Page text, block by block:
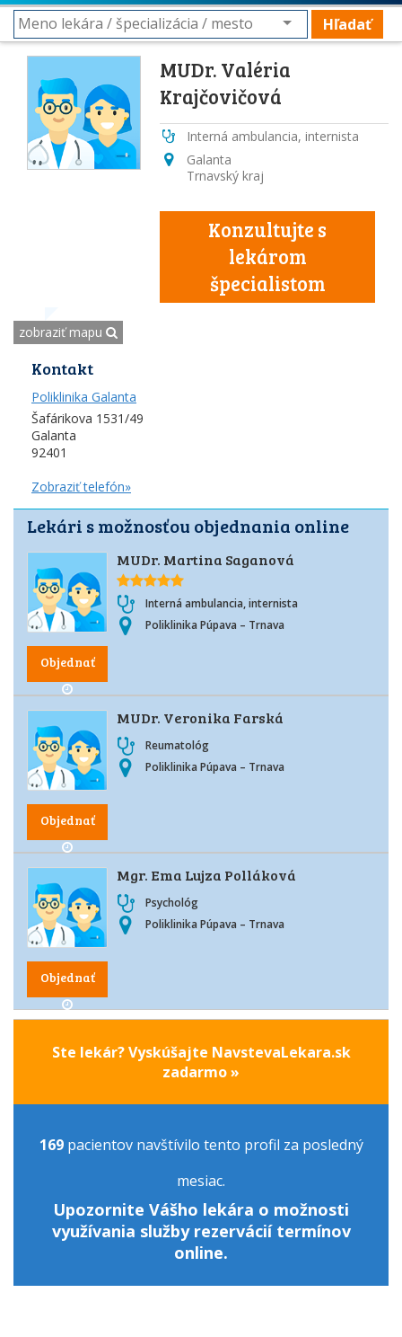
Hľadať
MUDr. Valéria
Krajčovičová
Interná ambulancia, internista
Galanta
Trnavský kraj
Konzultujte s
lekárom
špecialistom
zobraziť mapu
Kontakt
Poliklinika Galanta
Šafárikova 1531/49
Galanta
92401
Zobraziť telefón»
Lekári s možnosťou objednania online
Objednať
MUDr. Martina Saganová
Interná ambulancia, internista
Poliklinika Púpava – Trnava
Objednať
MUDr. Veronika Farská
Reumatológ
Poliklinika Púpava – Trnava
Objednať
Mgr. Ema Lujza Polláková
Psychológ
Poliklinika Púpava – Trnava
Ste lekár? Vyskúšajte NavstevaLekara.sk
zadarmo »
169pacientov navštívilo tento profil za posledný
mesiac.
Upozornite Vášho lekára o možnosti
využívania služby rezervácií termínov
online.